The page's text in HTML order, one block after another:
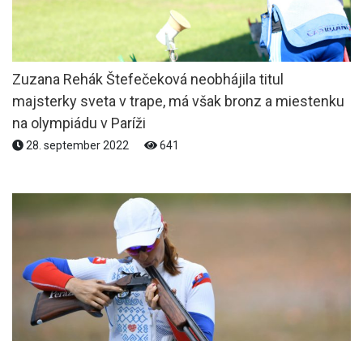
Zuzana Rehák Štefečeková neobhájila titul
majsterky sveta v trape, má však bronz a miestenku
na olympiádu v Paríži
28. september 2022 641